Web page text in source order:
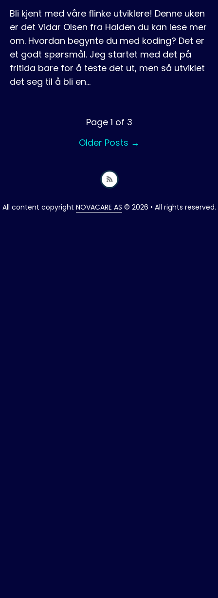
Bli kjent med våre flinke utviklere! Denne uken
er det Vidar Olsen fra Halden du kan lese mer
om. Hvordan begynte du med koding? Det er
et godt spørsmål. Jeg startet med det på
fritida bare for å teste det ut, men så utviklet
det seg til å bli en…
Page 1 of 3
Older Posts →
All content copyright NOVACARE AS © 2026 • All rights reserved.